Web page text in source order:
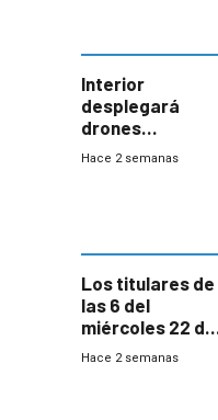
Interior
desplegará
drones
autónomos para
Hace 2 semanas
Los titulares de
las 6 del
miércoles 22 de
julio de 2026
Hace 2 semanas